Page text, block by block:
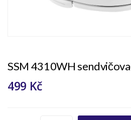
SSM 4310WH
499 Kč